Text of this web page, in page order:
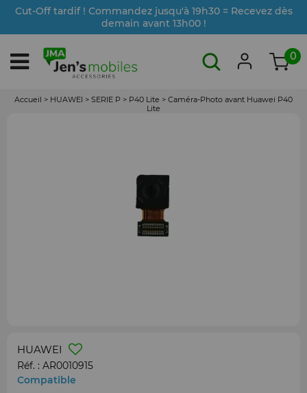
Cut-Off tardif ! Commandez jusqu'à 19h30 = Recevez dès
demain avant 13h00 !
0
Accueil > HUAWEI > SERIE P > P40 Lite > Caméra-Photo avant Huawei P40
Lite
HUAWEI
Réf. : AR0010915
Compatible